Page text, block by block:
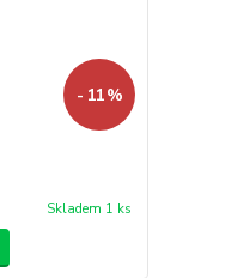
- 11 %
Skladem 1 ks